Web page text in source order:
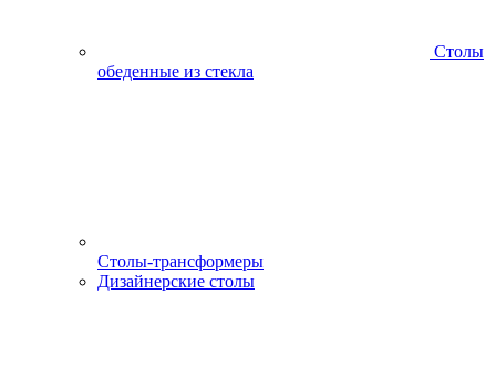
Столы
обеденные из стекла
Столы-трансформеры
Дизайнерские столы